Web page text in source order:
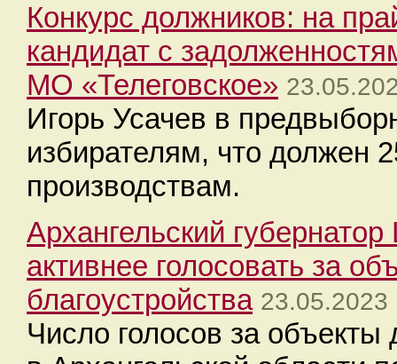
Конкурс должников: на
кандидат с
МО «Телеговское»
Игорь Усачев в
избирателям, что должен
производствам.
Архангельский
активнее голосовать за
благоустройства 23.05.2023
Число голосов за объекты